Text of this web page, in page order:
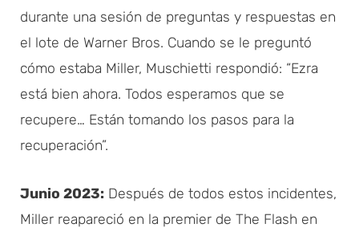
durante una sesión de preguntas y respuestas en
el lote de Warner Bros. Cuando se le preguntó
cómo estaba Miller, Muschietti respondió: “Ezra
está bien ahora. Todos esperamos que se
recupere… Están tomando los pasos para la
recuperación”.
Junio 2023: Después de todos estos incidentes,
Miller reapareció en la premier de The Flash en